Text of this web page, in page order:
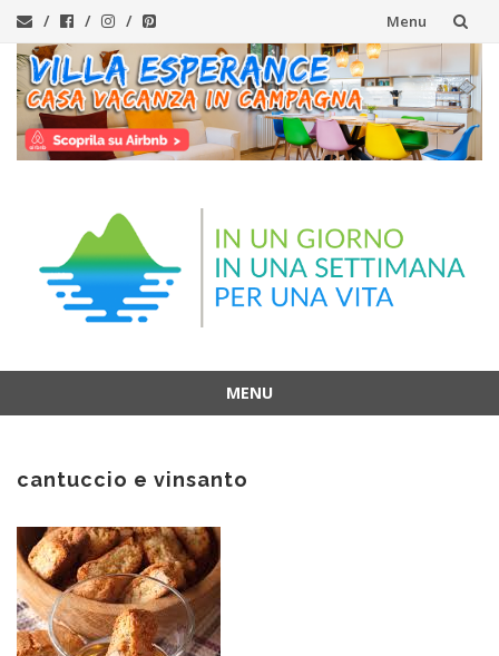
Menu
Vai
al
contenuto
MENU
contenuto
cantuccio e vinsanto